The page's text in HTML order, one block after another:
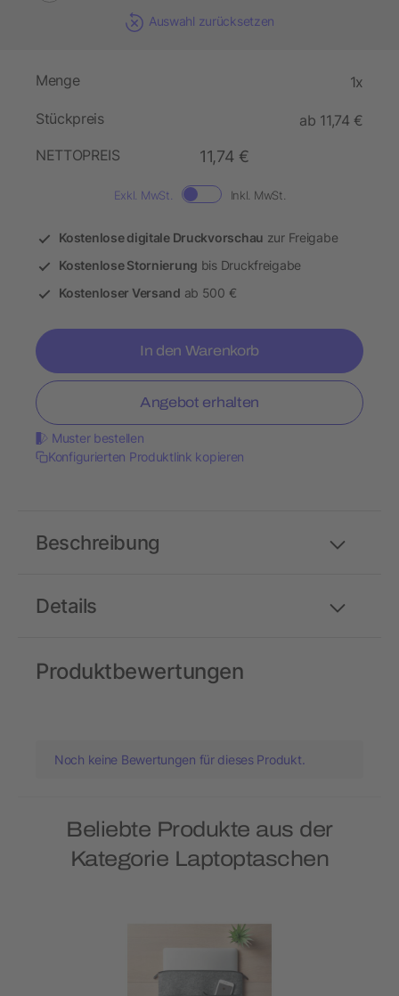
Auswahl zurücksetzen
Menge 1x
Stückpreis
ab 11,74 €
NETTOPREIS
11,74 €
Exkl. MwSt. Inkl. MwSt.
Kostenlose digitale Druckvorschau zur Freigabe
Kostenlose Stornierung bis Druckfreigabe
Kostenloser Versand ab 500 €
In den Warenkorb
Angebot erhalten
Muster bestellen
Konfigurierten Produktlink kopieren
Details
Beschreibung
Produktbewertungen
Noch keine Bewertungen für dieses Produkt.
Beliebte Produkte aus der
Kategorie Laptoptaschen